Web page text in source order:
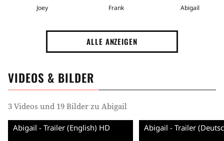
Joey
Frank
Abigail
ALLE ANZEIGEN
VIDEOS & BILDER
3 Videos und 19 Bilder zu Abigail
Abigail - Trailer (English) HD Abigail - Trailer